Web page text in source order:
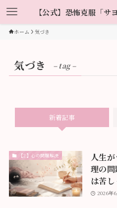
【公式】恐怖克服「サ
ホーム 気づき
気づき – tag –
新着記事
【2】心の問題解決
人生
理の
は苦
2026年